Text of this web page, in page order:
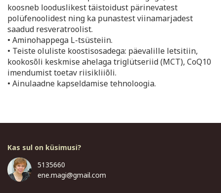
koosneb looduslikest täistoidust pärinevatest
polüfenoolidest ning ka punastest viinamarjadest
saadud resveratroolist.
• Aminohappega L-tsüsteiin.
• Teiste oluliste koostisosadega: päevalille letsitiin,
kookosõli keskmise ahelaga triglütseriid (MCT), CoQ10
imendumist toetav riisikliiõli.
• Ainulaadne kapseldamise tehnoloogia.
Kas sul on küsimusi?
5135660
ene.magi@gmail.com